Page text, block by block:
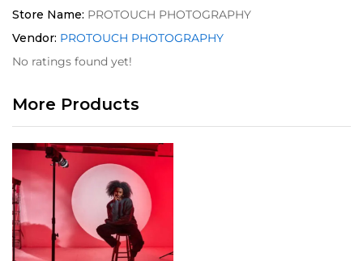
Store Name: PROTOUCH PHOTOGRAPHY
Vendor: PROTOUCH PHOTOGRAPHY
No ratings found yet!
More Products